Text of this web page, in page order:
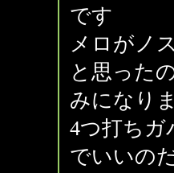
です
メロがノ
と思った
みになり
4つ打ちガ
でいいの